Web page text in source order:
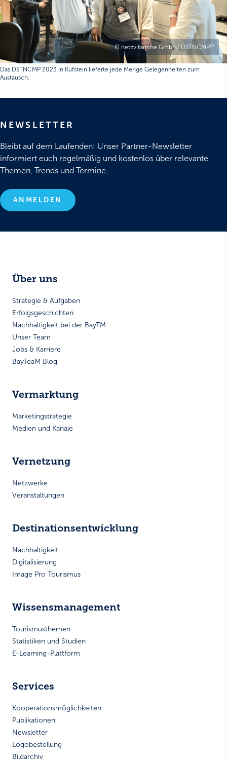
© netzvitamine GmbH/ DSTNCMP²³
Das DSTNCMP 2023 in Kufstein lieferte jede Menge Gelegenheiten zum
Austausch.
NEWSLETTER
Bleibt auf dem Laufenden! Unser Partner-Newsletter
informiert euch regelmäßig und kostenlos über relevante
Themen, Trends und Termine.
ANMELDEN
Über uns
Strategie & Aufgaben
Erfolgsgeschichten
Nachhaltigkeit bei der BayTM
Unser Team
Jobs & Karriere
BayTeaM Blog
Vermarktung
Marketingstrategie
Medien und Kanäle
Vernetzung
Netzwerke
Veranstaltungen
Destinationsentwicklung
Nachhaltigkeit
Digitalisierung
Image Pro Tourismus
Wissensmanagement
Tourismusthemen
Statistiken und Studien
E-Learning-Plattform
Services
Kooperationsmöglichkeiten
Publikationen
Newsletter
Logobestellung
Bildarchiv